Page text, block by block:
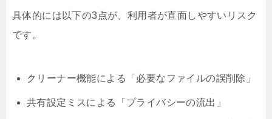
具体的には以下の3点が、利用者が直面しやすいリスク
です。
クリーナー機能による「必要なファイルの誤削除」
共有設定ミスによる「プライバシーの流出」